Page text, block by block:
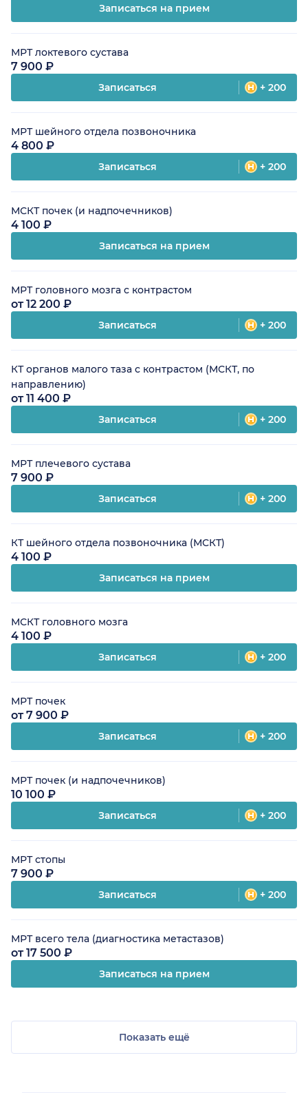
Записаться на прием
МРТ локтевого сустава
7 900 ₽
Записаться + 200
МРТ шейного отдела позвоночника
4 800 ₽
Записаться + 200
МСКТ почек (и надпочечников)
4 100 ₽
Записаться на прием
МРТ головного мозга с контрастом
от 12 200 ₽
Записаться + 200
КТ органов малого таза с контрастом (МСКТ, по
направлению)
от 11 400 ₽
Записаться + 200
МРТ плечевого сустава
7 900 ₽
Записаться + 200
КТ шейного отдела позвоночника (МСКТ)
4 100 ₽
Записаться на прием
МСКТ головного мозга
4 100 ₽
Записаться + 200
МРТ почек
от 7 900 ₽
Записаться + 200
МРТ почек (и надпочечников)
10 100 ₽
Записаться + 200
МРТ стопы
7 900 ₽
Записаться + 200
МРТ всего тела (диагностика метастазов)
от 17 500 ₽
Записаться на прием
Показать ещё